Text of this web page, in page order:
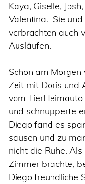
Kaya, Giselle,
Valentina. Sie
verbrachten auch
Ausläufen.
Schon am
Zeit mit Doris und
vom
und schnupperte
Diego fand es
sausen und zu
nicht die Ruhe.
Zimmer brachte,
Diego freundliche